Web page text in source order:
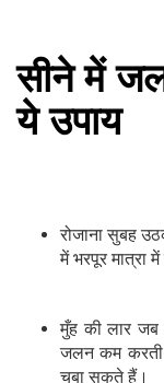
सीने में
ये उपाय
रोजाना सुबह
में भरपूर मात्रा में
मुँह की लार जब
जलन कम करती
चबा सकते हैं।